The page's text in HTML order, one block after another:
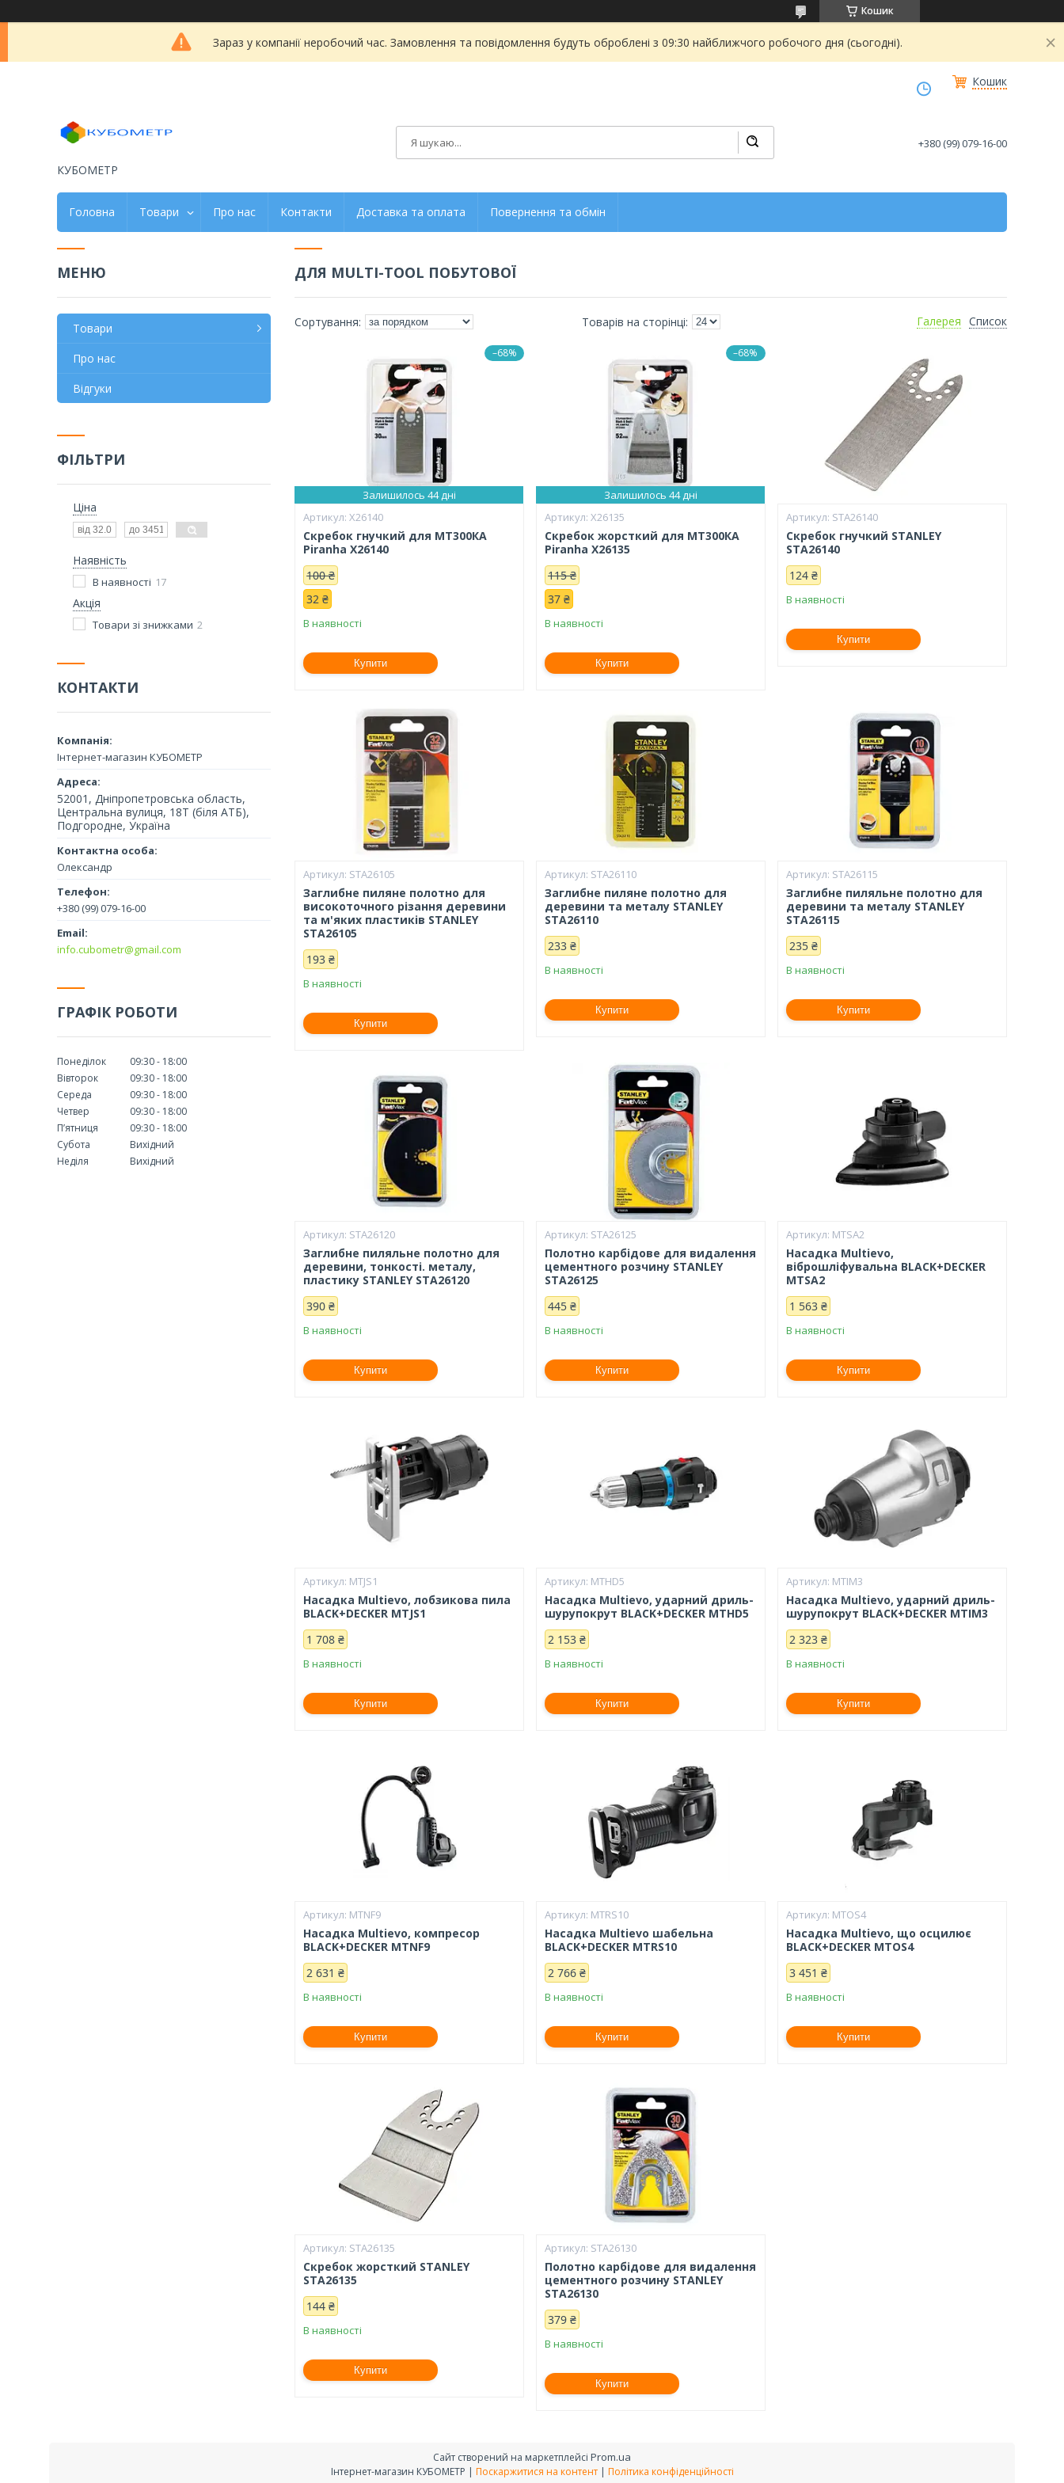
Кошик
Зараз у компанії неробочий час. Замовлення та повідомлення будуть оброблені з 09:30 найближчого робочого дня (сьогодні).
Кошик
КУБОМЕТР
+380 (99) 079-16-00
Головна Товари Про нас Контакти Доставка та оплата Повернення та обмін
ДЛЯ MULTI-TOOL ПОБУТОВОЇ
Галерея Список
–68%
Залишилось 44 дні
X26140
Скребок гнучкий для МТ300КА
Piranha X26140
100 ₴
32 ₴
В наявності
Купити
–68%
Залишилось 44 дні
X26135
Скребок жорсткий для МТ300КА
Piranha X26135
115 ₴
37 ₴
В наявності
Купити
STA26140
Скребок гнучкий STANLEY
STA26140
124 ₴
В наявності
Купити
STA26105
Заглибне пиляне полотно для
високоточного різання деревини
та м'яких пластиків STANLEY
STA26105
193 ₴
В наявності
Купити
STA26110
Заглибне пиляне полотно для
деревини та металу STANLEY
STA26110
233 ₴
В наявності
Купити
STA26115
Заглибне пиляльне полотно для
деревини та металу STANLEY
STA26115
235 ₴
В наявності
Купити
STA26120
Заглибне пиляльне полотно для
деревини, тонкості. металу,
пластику STANLEY STA26120
390 ₴
В наявності
Купити
STA26125
Полотно карбідове для видалення
цементного розчину STANLEY
STA26125
445 ₴
В наявності
Купити
MTSA2
Насадка Multievo,
віброшліфувальна BLACK+DECKER
MTSA2
1 563 ₴
В наявності
Купити
MTJS1
Насадка Multievo, лобзикова пила
BLACK+DECKER MTJS1
1 708 ₴
В наявності
Купити
MTHD5
Насадка Multievo, ударний дриль-
шурупокрут BLACK+DECKER MTHD5
2 153 ₴
В наявності
Купити
MTIM3
Насадка Multievo, ударний дриль-
шурупокрут BLACK+DECKER MTIM3
2 323 ₴
В наявності
Купити
MTNF9
Насадка Multievo, компресор
BLACK+DECKER MTNF9
2 631 ₴
В наявності
Купити
MTRS10
Насадка Multievo шабельна
BLACK+DECKER MTRS10
2 766 ₴
В наявності
Купити
MTOS4
Насадка Multievo, що осцилює
BLACK+DECKER MTOS4
3 451 ₴
В наявності
Купити
STA26135
Скребок жорсткий STANLEY
STA26135
144 ₴
В наявності
Купити
STA26130
Полотно карбідове для видалення
цементного розчину STANLEY
STA26130
379 ₴
В наявності
Купити
Товари
Про нас
Відгуки
ФІЛЬТРИ
Ціна
Наявність
В наявності 17
Акція
Товари зі знижками 2
КОНТАКТИ
Інтернет-магазин КУБОМЕТР
52001, Дніпропетровська область,
Центральна вулиця, 18Т (біля АТБ),
Подгородне, Україна
Олександр
+380 (99) 079-16-00
info.cubometr@gmail.com
ГРАФІК РОБОТИ
Понеділок 09:30
18:00
Вівторок
09:30
18:00
Середа
09:30
18:00
Четвер
09:30
18:00
Пʼятниця
09:30
18:00
Субота
Вихідний
Неділя
Вихідний
Сайт створений на маркетплейсі Prom.ua
Інтернет-магазин КУБОМЕТР | Поскаржитися на контент | Політика конфіденційності